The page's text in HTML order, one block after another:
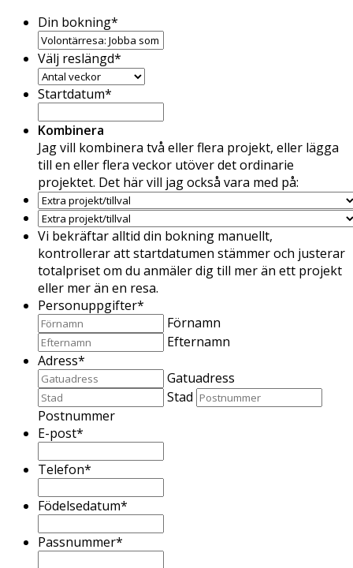
Din bokning*
Välj reslängd*
Startdatum*
Kombinera
Jag vill kombinera två eller flera projekt, eller lägga
till en eller flera veckor utöver det ordinarie
projektet. Det här vill jag också vara med på:
Vi bekräftar alltid din bokning manuellt,
kontrollerar att startdatumen stämmer och justerar
totalpriset om du anmäler dig till mer än ett projekt
eller mer än en resa.
Personuppgifter*
Förnamn
Efternamn
Adress*
Gatuadress
Stad
Postnummer
E-post*
Telefon*
Födelsedatum*
Passnummer*